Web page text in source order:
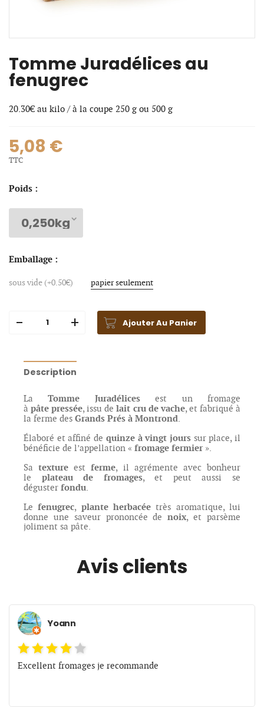
Tomme Juradélices au
fenugrec
20.30€ au kilo / à la coupe 250 g ou 500 g
5,08 €
TTC
Poids :
Emballage :
sous vide (+0.50€) papier seulement
Ajouter Au Panier
Description
LaTomme Juradélicesest un fromage
àpâte pressée, issu delait cru de vache, et fabriqué à
la ferme des Grands Prés à Montrond.
Élaboré et affiné de quinze à vingt jourssur place, il
bénéficie de l’appellation « fromage fermier ».
Satexture estferme, il agrémente avec bonheur
le plateau de fromages, et peut aussi se
déguster fondu.
Lefenugrec, plante herbacée très aromatique, lui
donne une saveur prononcée denoix, et parsème
joliment sa pâte.
Avis clients
Yoann
Excellent fromages je recommande